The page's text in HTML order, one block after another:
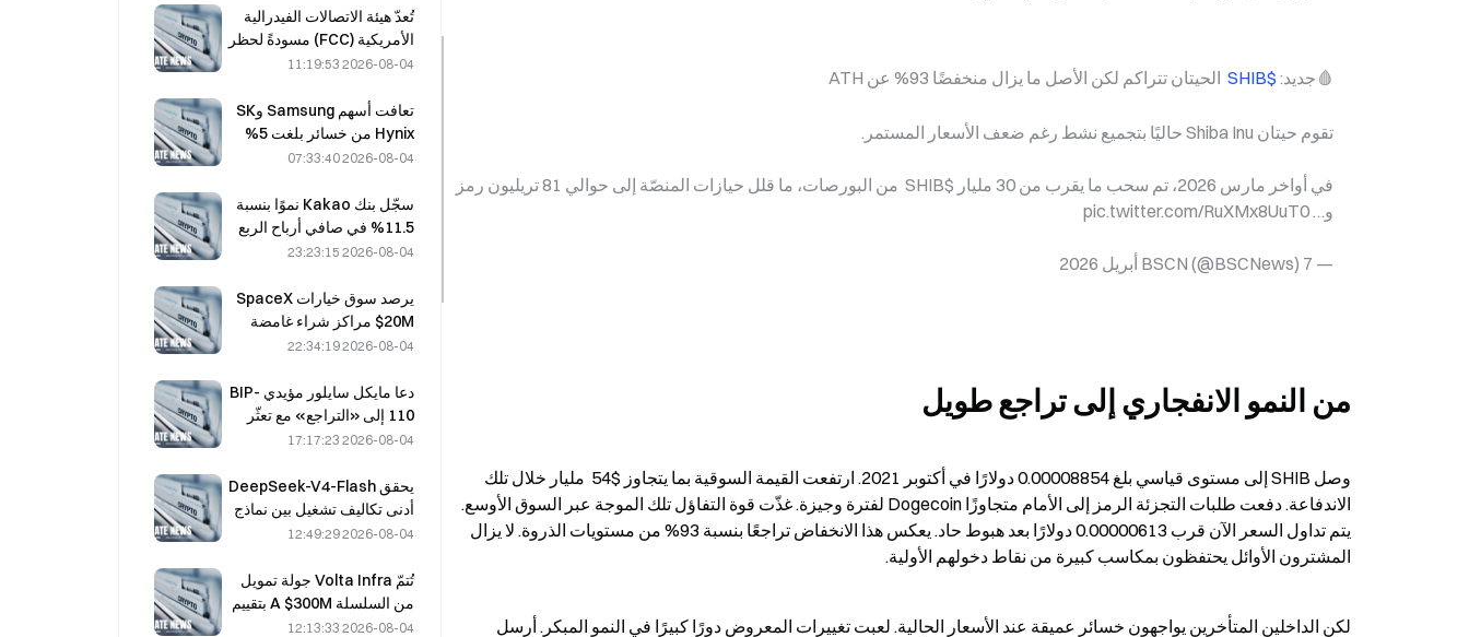
🩸جديد: $SHIB الحيتان تتراكم لكن الأصل ما يزال منخفضًا 93% عن ATH
تقوم حيتان Shiba Inu حاليًا بتجميع نشط رغم ضعف الأسعار المستمر.
و… pic.twitter.com/RuXMx8UuT0
— BSCN (@BSCNews) 7 أبريل 2026
من النمو الانفجاري إلى تراجع طويل
المشترون الأوائل يحتفظون بمكاسب كبيرة من نقاط دخولهم الأولية.
تُعدّ هيئة الاتصالات الفيدرالية
الأمريكية (FCC) مسودةً لحظر
الوحدات البصرية الصينية في
تأثر الحصة السوقية لشركة
Xinyuan بنسبة 27%
2026-08-04 11:19:53
تعافت أسهم Samsung وSK
Hynix من خسائر بلغت 5%
بفضل مشتريات المستثمرين
2026-08-04 07:33:40
سجّل بنك Kakao نموًا بنسبة
11.5% في صافي أرباح الربع
الثاني، وبلغت أرباح النصف
2026-08-04 23:23:15
يرصد سوق خيارات SpaceX
$20M مراكز شراء غامضة
بسعر تنفيذ يبلغ 330 دولارًا قبل
2026-08-04 22:34:19
دعا مايكل سايلور مؤيدي BIP-
110 إلى «التراجع» مع تعثّر
دعم المعدّنين عند 2.70%
2026-08-04 17:17:23
يحقق DeepSeek-V4-Flash
أدنى تكاليف تشغيل بين نماذج
الذكاء الاصطناعي الرئيسية في
2026-08-04 12:49:29
تُتمّ Volta Infra جولة تمويل
من السلسلة A $300M بتقييم
يبلغ 2.4 مليار دولار، بقيادة2026-08-04 12:13:33